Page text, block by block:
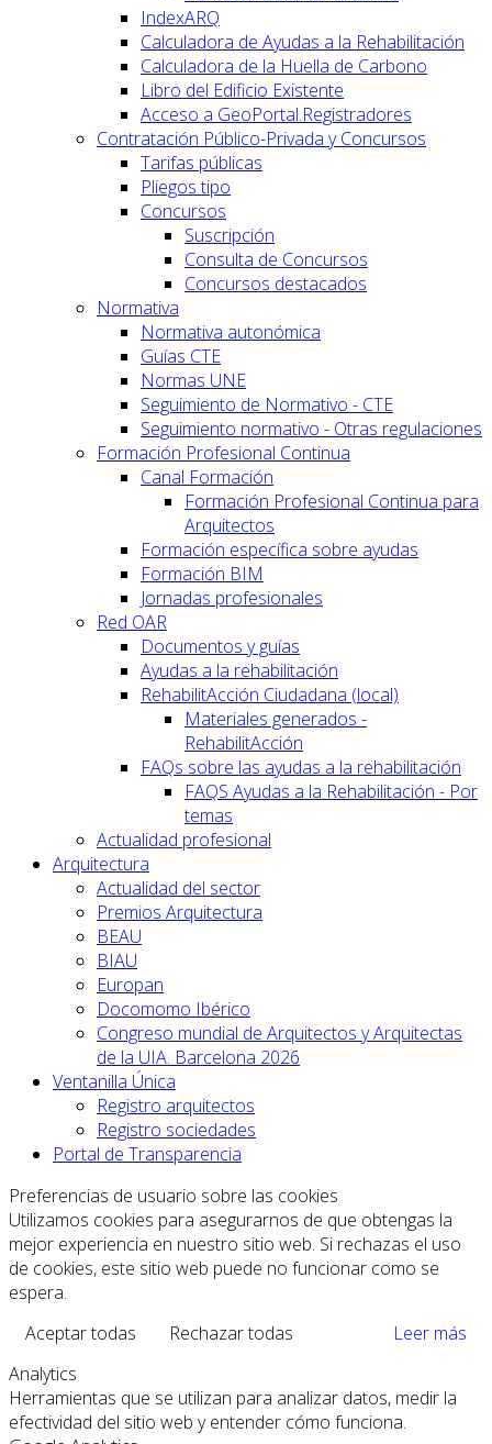
IndexARQ
Calculadora de Ayudas a la Rehabilitación
Calculadora de la Huella de Carbono
Libro del Edificio Existente
Acceso a GeoPortal.Registradores
Contratación Público-Privada y Concursos
Tarifas públicas
Pliegos tipo
Concursos
Suscripción
Consulta de Concursos
Concursos destacados
Normativa
Normativa autonómica
Guías CTE
Normas UNE
Seguimiento de Normativo - CTE
Seguimiento normativo - Otras regulaciones
Formación Profesional Continua
Canal Formación
Formación Profesional Continua para
Arquitectos
Formación específica sobre ayudas
Formación BIM
Jornadas profesionales
Red OAR
Documentos y guías
Ayudas a la rehabilitación
RehabilitAcción Ciudadana (local)
Materiales generados -
RehabilitAcción
FAQs sobre las ayudas a la rehabilitación
FAQS Ayudas a la Rehabilitación - Por
temas
Actualidad profesional
Arquitectura
Actualidad del sector
Premios Arquitectura
BEAU
BIAU
Europan
Docomomo Ibérico
Congreso mundial de Arquitectos y Arquitectas
de la UIA. Barcelona 2026
Ventanilla Única
Registro arquitectos
Registro sociedades
Portal de Transparencia
Preferencias de usuario sobre las cookies
Utilizamos cookies para asegurarnos de que obtengas la
mejor experiencia en nuestro sitio web. Si rechazas el uso
de cookies, este sitio web puede no funcionar como se
espera.
Aceptar todas
Rechazar todas
Leer más
Analytics
Herramientas que se utilizan para analizar datos, medir la
efectividad del sitio web y entender cómo funciona.